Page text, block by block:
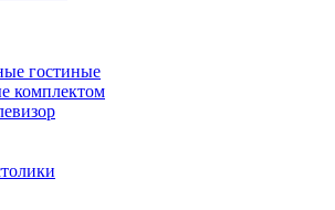
гостиные
комплектом